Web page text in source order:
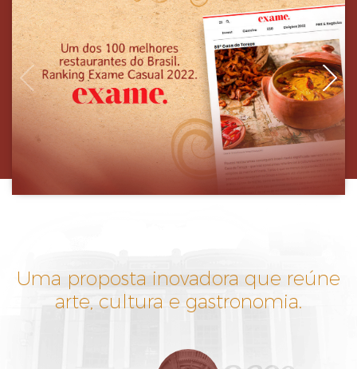
Uma proposta inovadora que reúne
arte, cultura e gastronomia.